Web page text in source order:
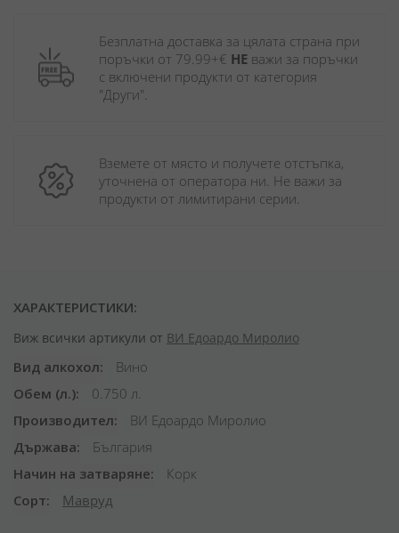
Безплатна доставка за цялата страна при
поръчки от 79.99+€ НЕ важи за поръчки
с включени продукти от категория
"Други".
Вземете от място и получете отстъпка,
уточнена от оператора ни. Не важи за
продукти от лимитирани серии.
ХАРАКТЕРИСТИКИ:
Виж всички артикули от ВИ Едоардо Миролио
Вид алкохол
Вино
Обем (л.)
0.750 л.
Производител
ВИ Едоардо Миролио
Държава
България
Начин на затваряне
Корк
Сорт
Мавруд